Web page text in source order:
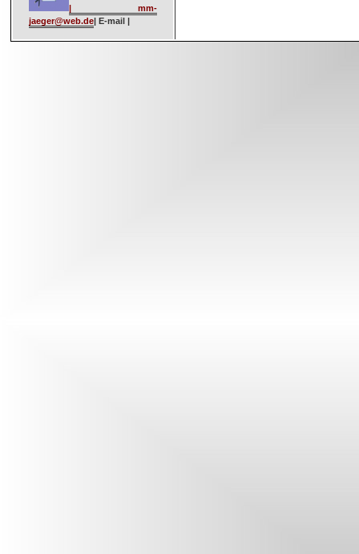
| mm-
jaeger@web.de| E-mail |